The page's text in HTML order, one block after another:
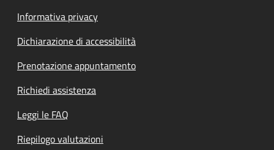
Informativa privacy
Dichiarazione di accessibilità
Prenotazione appuntamento
Richiedi assistenza
Leggi le FAQ
Riepilogo valutazioni